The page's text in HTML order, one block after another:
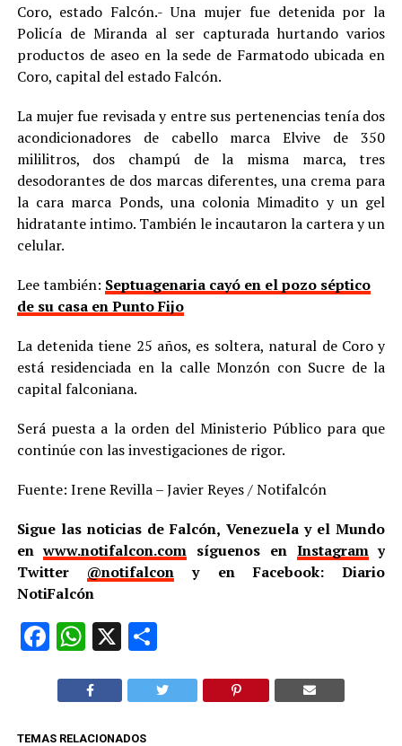
Coro, estado Falcón.- Una mujer fue detenida por la
Policía de Miranda al ser capturada hurtando varios
productos de aseo en la sede de Farmatodo ubicada en
Coro, capital del estado Falcón.
La mujer fue revisada y entre sus pertenencias tenía dos
acondicionadores de cabello marca Elvive de 350
mililitros, dos champú de la misma marca, tres
desodorantes de dos marcas diferentes, una crema para
la cara marca Ponds, una colonia Mimadito y un gel
hidratante intimo. También le incautaron la cartera y un
celular.
Lee también: Septuagenaria cayó en el pozo séptico
de su casa en Punto Fijo
La detenida tiene 25 años, es soltera, natural de Coro y
está residenciada en la calle Monzón con Sucre de la
capital falconiana.
Será puesta a la orden del Ministerio Público para que
continúe con las investigaciones de rigor.
Fuente: Irene Revilla – Javier Reyes / Notifalcón
Sigue las noticias de Falcón, Venezuela y el Mundo
enwww.notifalcon.com síguenos en Instagramy
Twitter @notifalcon y en Facebook: Diario
NotiFalcón
Facebook
WhatsApp
X Compartir
TEMAS RELACIONADOS